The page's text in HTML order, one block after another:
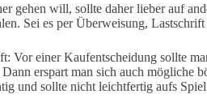
gehen will, sollte daher lieber auf
Sei es per Überweisung,
Vor einer Kaufentscheidung sollte
erspart man sich auch mögliche
und sollte nicht leichtfertig aufs